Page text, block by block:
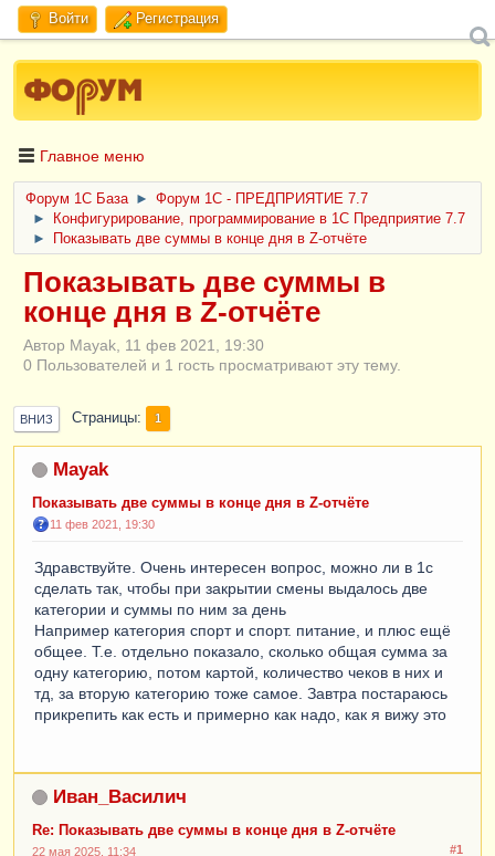
Войти Регистрация
Главное меню
Форум 1C База ►
Форум 1С - ПРЕДПРИЯТИЕ 7.7
►
Конфигурирование, программирование в 1С Предприятие 7.7
►
Показывать две суммы в конце дня в Z-отчёте
Показывать две суммы в
конце дня в Z-отчёте
Автор Mayak, 11 фев 2021, 19:30
0 Пользователей и 1 гость просматривают эту тему.
ВНИЗ Страницы 1
Mayak
Показывать две суммы в конце дня в Z-отчёте
11 фев 2021, 19:30
Здравствуйте. Очень интересен вопрос, можно ли в 1с
сделать так, чтобы при закрытии смены выдалось две
категории и суммы по ним за день
Например категория спорт и спорт. питание, и плюс ещё
общее. Т.е. отдельно показало, сколько общая сумма за
одну категорию, потом картой, количество чеков в них и
тд, за вторую категорию тоже самое. Завтра постараюсь
прикрепить как есть и примерно как надо, как я вижу это
Иван_Василич
Re: Показывать две суммы в конце дня в Z-отчёте
#1
22 мая 2025, 11:34